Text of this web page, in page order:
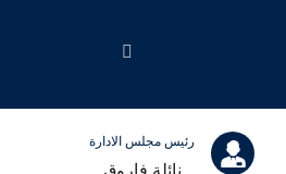
رئيس مجلس الادارة
نائلة فاروق